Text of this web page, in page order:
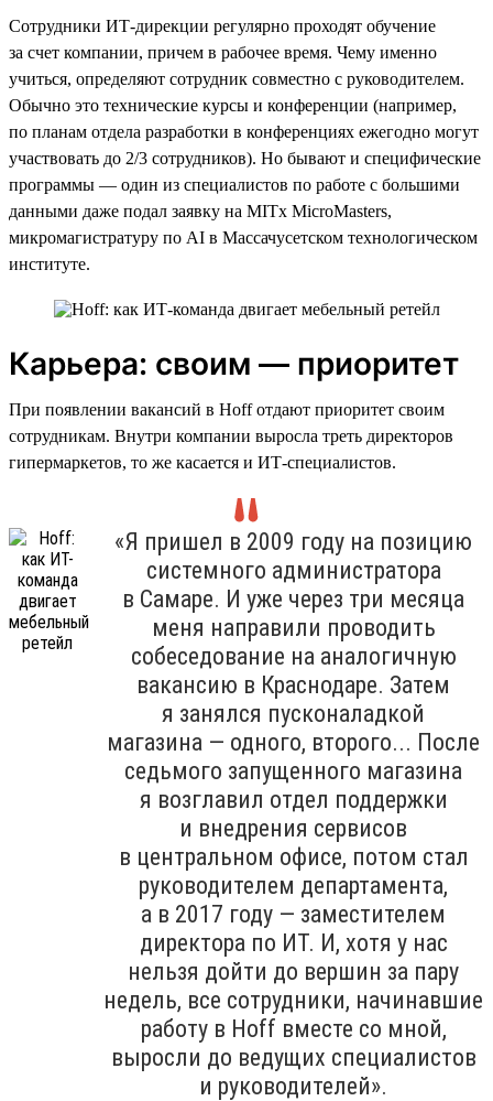
Сотрудники ИТ-дирекции регулярно проходят обучение
за счет компании, причем в рабочее время. Чему именно
учиться, определяют сотрудник совместно с руководителем.
Обычно это технические курсы и конференции (например,
по планам отдела разработки в конференциях ежегодно могут
участвовать до 2/3 сотрудников). Но бывают и специфические
программы — один из специалистов по работе с большими
данными даже подал заявку на MITx MicroMasters,
микромагистратуру по AI в Массачусетском технологическом
институте.
Карьера: своим — приоритет
При появлении вакансий в Hoff отдают приоритет своим
сотрудникам. Внутри компании выросла треть директоров
гипермаркетов, то же касается и ИТ-специалистов.
«Я пришел в 2009 году на позицию
системного администратора
в Самаре. И уже через три месяца
меня направили проводить
собеседование на аналогичную
вакансию в Краснодаре. Затем
я занялся пусконаладкой
магазина — одного, второго... После
седьмого запущенного магазина
я возглавил отдел поддержки
и внедрения сервисов
в центральном офисе, потом стал
руководителем департамента,
а в 2017 году — заместителем
директора по ИТ. И, хотя у нас
нельзя дойти до вершин за пару
недель, все сотрудники, начинавшие
работу в Hoff вместе со мной,
выросли до ведущих специалистов
и руководителей».